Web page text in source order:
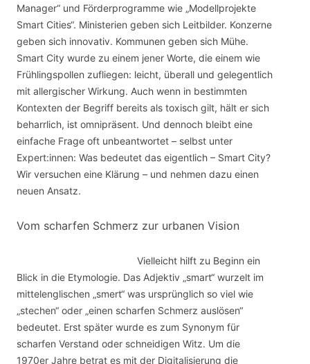
Manager“ und Förderprogramme wie „Modellprojekte
Smart Cities“. Ministerien geben sich Leitbilder. Konzerne
geben sich innovativ. Kommunen geben sich Mühe.
Smart City wurde zu einem jener Worte, die einem wie
Frühlingspollen zufliegen: leicht, überall und gelegentlich
mit allergischer Wirkung. Auch wenn in bestimmten
Kontexten der Begriff bereits als toxisch gilt, hält er sich
beharrlich, ist omnipräsent. Und dennoch bleibt eine
einfache Frage oft unbeantwortet – selbst unter
Expert:innen: Was bedeutet das eigentlich – Smart City?
Wir versuchen eine Klärung – und nehmen dazu einen
neuen Ansatz.
Vom scharfen Schmerz zur urbanen Vision
Vielleicht hilft zu Beginn ein
Blick in die Etymologie. Das Adjektiv „smart“ wurzelt im
mittelenglischen „smert“ was ursprünglich so viel wie
„stechen“ oder „einen scharfen Schmerz auslösen“
bedeutet. Erst später wurde es zum Synonym für
scharfen Verstand oder schneidigen Witz. Um die
1970er Jahre betrat es mit der Digitalisierung die